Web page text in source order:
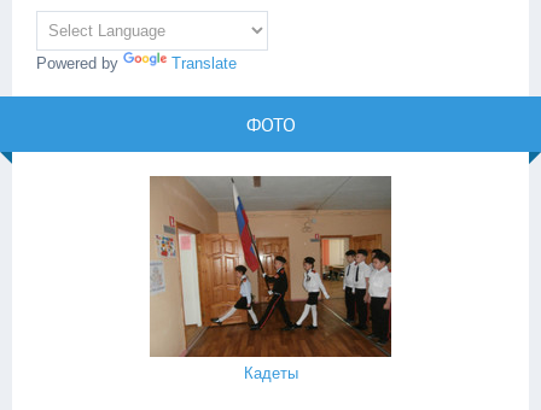
Powered by Translate
ФОТО
Кадеты